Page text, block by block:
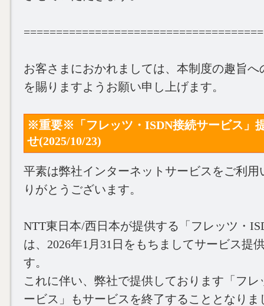
お客さまにおかれましては、本制度の趣旨へ
を賜りますようお願い申し上げます。
※重要※「フレッツ・ISDN接続サービス」
せ(2025/10/23)
平素は弊社インターネットサービスをご利用
りがとうございます。
NTT東日本/西日本が提供する「フレッツ・
は、2026年1月31日をもちましてサービス提
す。
これに伴い、弊社で提供しております「フレ
ービス」もサービスを終了することとなりま